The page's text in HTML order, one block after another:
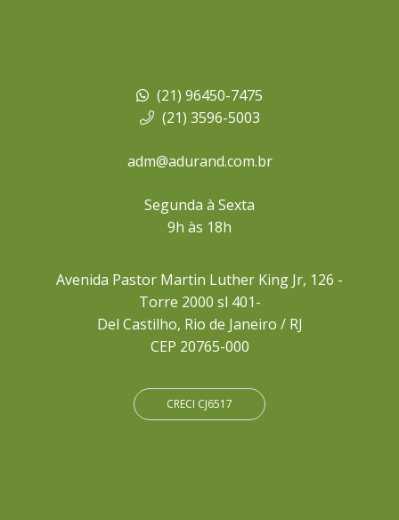
(21) 96450-7475
(21) 3596-5003
adm@adurand.com.br
Segunda à Sexta
9h às 18h
Avenida Pastor Martin Luther King Jr, 126 -
Torre 2000 sl 401-
Del Castilho, Rio de Janeiro / RJ
CEP 20765-000
CRECI CJ6517